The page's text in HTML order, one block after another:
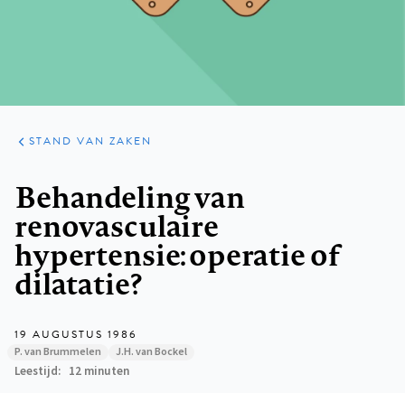
ARTIKELEN
PRAKTIJK
STAND VAN ZAKEN
Behandeling van
renovasculaire
hypertensie: operatie of
dilatatie?
19 AUGUSTUS 1986
P. van Brummelen J.H. van Bockel
Leestijd 12 minuten